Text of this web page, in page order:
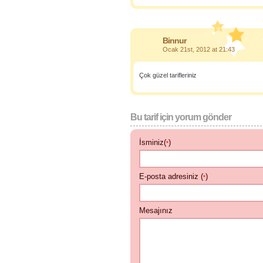
Binnur
Ocak 21st, 2012 at 21:43
Çok güzel tarifleriniz
Bu tarif için yorum gönder
İsminiz(*)
E-posta adresiniz (*)
Mesajınız